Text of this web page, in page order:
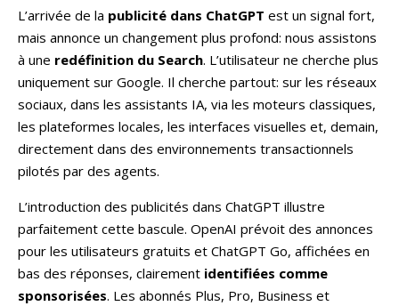
L’arrivée de la publicité dans ChatGPT est un signal fort,
mais annonce un changement plus profond: nous assistons
à une redéfinition du Search. L’utilisateur ne cherche plus
uniquement sur Google. Il cherche partout: sur les réseaux
sociaux, dans les assistants IA, via les moteurs classiques,
les plateformes locales, les interfaces visuelles et, demain,
directement dans des environnements transactionnels
pilotés par des agents.
L’introduction des publicités dans ChatGPT illustre
parfaitement cette bascule. OpenAI prévoit des annonces
pour les utilisateurs gratuits et ChatGPT Go, affichées en
bas des réponses, clairement identifiées comme
sponsorisées. Les abonnés Plus, Pro, Business et